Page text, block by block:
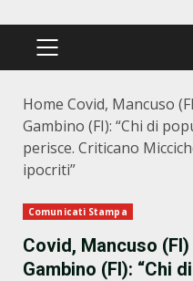
PRIMÄRES
Home Covid, Mancuso
Gambino (FI): “Chi di
perisce. Criticano
ipocriti”
Comunicati Stampa
Covid, Mancuso
Gambino (FI): “Chi